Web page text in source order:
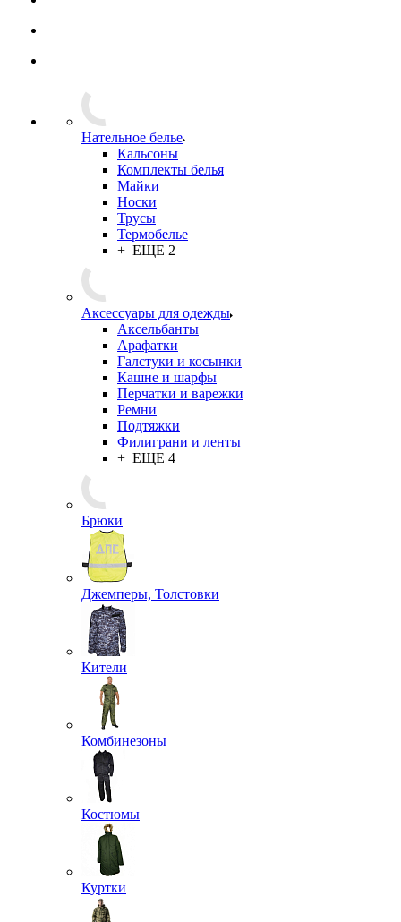
Хозяйственные принадлежности
Нательное белье
Кальсоны
Комплекты белья
Майки
Носки
Трусы
Термобелье
Аксессуары для одежды
Аксельбанты
Арафатки
Галстуки и косынки
Кашне и шарфы
Перчатки и варежки
Ремни
Подтяжки
Филиграни и ленты
+ ЕЩЕ 4
Брюки
Джемперы, Толстовки
Кители